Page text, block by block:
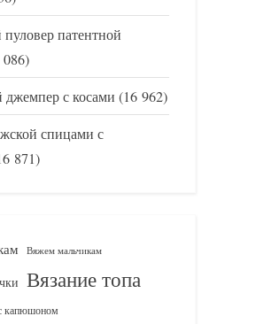
патентной
с косами (16 962)
спицами с
871)
Вяжем мальчикам
Вязание топа
капюшоном